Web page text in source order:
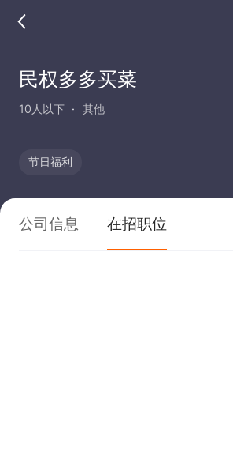
民权多多买菜
10人以下 其他
节日福利
公司信息 在招职位